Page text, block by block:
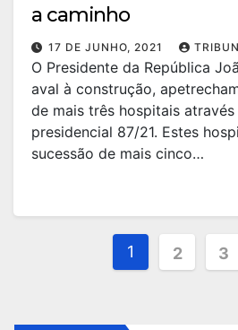
a caminho
17 DE JUNHO, 2021
O Presidente da República
aval à construção,
de mais três hospitais
presidencial 87/21. Estes
sucessão de mais cinco…
Paginação
conteúdos
1 2 3